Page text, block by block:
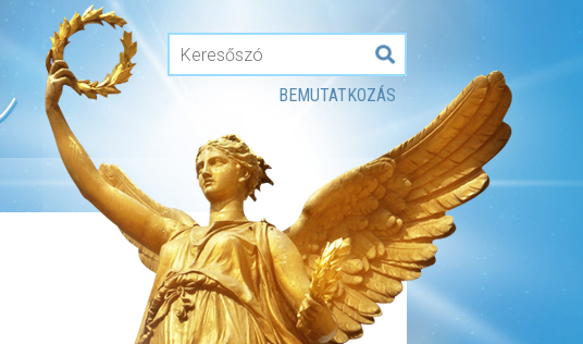
BEMUTATKOZÁS